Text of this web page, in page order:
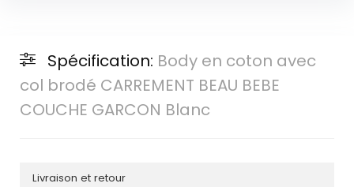
Spécification: Body en coton avec
col brodé CARREMENT BEAU BEBE
COUCHE GARCON Blanc
Livraison et retour